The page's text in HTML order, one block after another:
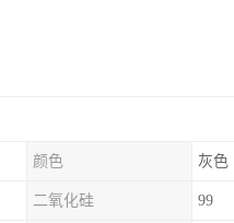
颜色 灰色
二氧化硅 99